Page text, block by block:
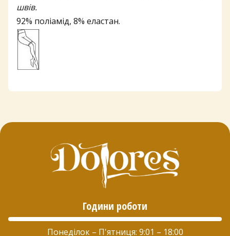
швів.
92% поліамід, 8% еластан.
Години роботи
Понеділок – П'ятниця: 9:01 – 18:00